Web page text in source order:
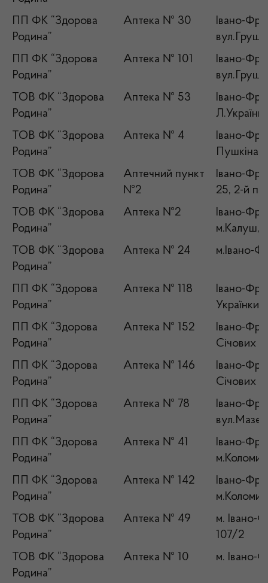
ПП ФК “Здорова
Родина”
Аптека № 30
Івано-
ПП ФК “Здорова
Родина”
Аптека № 101
Івано-
ТОВ ФК “Здорова
Родина”
Аптека № 53
Івано-
ТОВ ФК “Здорова
Родина”
Аптека № 4
Івано-
ТОВ ФК “Здорова
Родина”
Аптечний пункт
№2
Івано-
25, 2-й
ТОВ ФК “Здорова
Родина”
Аптека №2
Івано-
ТОВ ФК “Здорова
Родина”
Аптека № 24 м.Івано-
ПП ФК “Здорова
Родина”
Аптека № 118
Івано-
ПП ФК “Здорова
Родина”
Аптека № 152
Івано-
Січових
ПП ФК “Здорова
Родина”
Аптека № 146
Івано-
Січових
ПП ФК “Здорова
Родина”
Аптека № 78
Івано-
ПП ФК “Здорова
Родина”
Аптека № 41
Івано-
ПП ФК “Здорова
Родина”
Аптека № 142
Івано-
ТОВ ФК “Здорова
Родина”
Аптека № 49
м. Івано-
107/2
ТОВ ФК “Здорова
Родина”
Аптека № 10 м. Івано-